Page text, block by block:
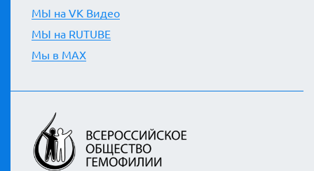
МЫ на VK Видео
МЫ на RUTUBE
Мы в MAX